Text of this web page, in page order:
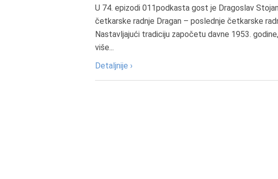
U 74. epizodi 011podkasta gost je Dragoslav
četkarske radnje Dragan – poslednje četkarske
Nastavljajući tradiciju započetu davne 1953.
više...
Detaljnije ›